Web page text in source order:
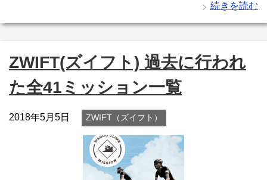
続きを読む
ZWIFT(ズイフト) 過去に行われ
た全41ミッション一覧
2018年5月5日 ZWIFT（ズイフト）